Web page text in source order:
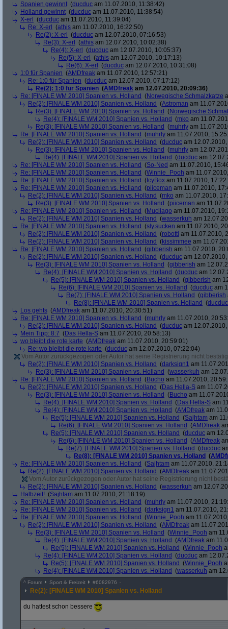
Spanien gewinnt (ducduc am 11.07.2010, 11:38:42)
Holland gewinnt (ducduc am 11.07.2010, 11:38:54)
X-erl
(ducduc am 11.07.2010, 11:39:04)
Re: X-erl
(athis am 11.07.2010, 16:22:50)
Re(2): X-erl
(ducduc am 12.07.2010, 07:16:53)
Re(3): X-erl
(athis am 12.07.2010, 10:02:38)
Re(4): X-erl
(ducduc am 12.07.2010, 10:05:37)
Re(5): X-erl
(athis am 12.07.2010, 10:17:13)
Re(6): X-erl
(ducduc am 12.07.2010, 10:31:08)
1:0 für Spanien (AMDfreak am 11.07.2010, 12:57:21)
Re: 1:0 für Spanien (ducduc am 12.07.2010, 07:17:12)
Re(2): 1:0 für Spanien (AMDfreak am 12.07.2010, 20:09:36)
Re: [FINALE WM 2010] Spanien vs. Holland (Norwegische Schmalzkatze
Re(2): [FINALE WM 2010] Spanien vs. Holland (Astroman am
Re(3): [FINALE WM 2010] Spanien vs. Holland (Norwegische
Re(4): [FINALE WM 2010] Spanien vs. Holland (mko am
Re(3): [FINALE WM 2010] Spanien vs. Holland (muhrly am
Re: [FINALE WM 2010] Spanien vs. Holland (muhrly am 11.07.2010,
Re(2): [FINALE WM 2010] Spanien vs. Holland (ducduc am
Re(3): [FINALE WM 2010] Spanien vs. Holland (muhrly am
Re(4): [FINALE WM 2010] Spanien vs. Holland (ducduc am
Re: [FINALE WM 2010] Spanien vs. Holland (So-Ned am 11.07.2010,
Re: [FINALE WM 2010] Spanien vs. Holland (Winnie_Pooh am
Re: [FINALE WM 2010] Spanien vs. Holland ( IcyBox am 11.07.2010,
Re: [FINALE WM 2010] Spanien vs. Holland (piiceman am 11.07.2010,
Re(2): [FINALE WM 2010] Spanien vs. Holland (mko am 11.07.2010,
Re(3): [FINALE WM 2010] Spanien vs. Holland (piiceman am
Re: [FINALE WM 2010] Spanien vs. Holland (Mucilago am 11.07.2010,
Re(2): [FINALE WM 2010] Spanien vs. Holland (wasserkuh am
Re: [FINALE WM 2010] Spanien vs. Holland (sly.sucken am 11.07.2010,
Re(2): [FINALE WM 2010] Spanien vs. Holland (robotti am 11.07.2010,
Re(2): [FINALE WM 2010] Spanien vs. Holland (kissimmee am
Re: [FINALE WM 2010] Spanien vs. Holland (gibberish am 11.07.2010,
Re(2): [FINALE WM 2010] Spanien vs. Holland (ducduc am
Re(3): [FINALE WM 2010] Spanien vs. Holland (gibberish am
Re(4): [FINALE WM 2010] Spanien vs. Holland (ducduc am
Re(5): [FINALE WM 2010] Spanien vs. Holland (gibberish am
Re(6): [FINALE WM 2010] Spanien vs. Holland (ducduc am
Re(7): [FINALE WM 2010] Spanien vs. Holland (gibberish
Re(8): [FINALE WM 2010] Spanien vs. Holland (ducduc
Los gehts (AMDfreak am 11.07.2010, 20:30:51)
Re: [FINALE WM 2010] Spanien vs. Holland (muhrly am 11.07.2010,
Re(2): [FINALE WM 2010] Spanien vs. Holland (ducduc am
Mein Tipp: 8:7 (Das Hella-S am 11.07.2010, 20:58:13)
wo bleibt die rote karte (AMDfreak am 11.07.2010, 20:59:01)
Re: wo bleibt die rote karte (ducduc am 12.07.2010, 07:22:04)
Vom Autor zurückgezogen oder Autor hat seine Registrierung nicht
Re(2): [FINALE WM 2010] Spanien vs. Holland (darksign1 am
Re(3): [FINALE WM 2010] Spanien vs. Holland (wasserkuh am
Re: [FINALE WM 2010] Spanien vs. Holland (Bucho am 11.07.2010,
Re(2): [FINALE WM 2010] Spanien vs. Holland (Das Hella-S am
Re(3): [FINALE WM 2010] Spanien vs. Holland (Bucho am
Re(4): [FINALE WM 2010] Spanien vs. Holland (Das Hella-S am
Re(4): [FINALE WM 2010] Spanien vs. Holland (AMDfreak am
Re(5): [FINALE WM 2010] Spanien vs. Holland (Sajhtam am
Re(6): [FINALE WM 2010] Spanien vs. Holland (AMDfreak
Re(5): [FINALE WM 2010] Spanien vs. Holland (ducduc am
Re(6): [FINALE WM 2010] Spanien vs. Holland (AMDfreak
Re(7): [FINALE WM 2010] Spanien vs. Holland (ducduc
Re(8): [FINALE WM 2010] Spanien vs. Holland (
Re: [FINALE WM 2010] Spanien vs. Holland (Sajhtam am 11.07.2010,
Re(2): [FINALE WM 2010] Spanien vs. Holland (AMDfreak am
Vom Autor zurückgezogen oder Autor hat seine Registrierung nicht
Re(2): [FINALE WM 2010] Spanien vs. Holland (wasserkuh am
Halbzeit! (Sajhtam am 11.07.2010, 21:18:19)
Re: [FINALE WM 2010] Spanien vs. Holland (muhrly am 11.07.2010,
Re: [FINALE WM 2010] Spanien vs. Holland (darksign1 am 11.07.2010,
Re: [FINALE WM 2010] Spanien vs. Holland (Winnie_Pooh am
Re(2): [FINALE WM 2010] Spanien vs. Holland (AMDfreak am
Re(3): [FINALE WM 2010] Spanien vs. Holland (Winnie_Pooh am
Re(4): [FINALE WM 2010] Spanien vs. Holland (AMDfreak am
Re(5): [FINALE WM 2010] Spanien vs. Holland (Winnie_Pooh
Re(4): [FINALE WM 2010] Spanien vs. Holland (ducduc am
Re(5): [FINALE WM 2010] Spanien vs. Holland (Winnie_Pooh
Re(4): [FINALE WM 2010] Spanien vs. Holland (wasserkuh am
^ Forum Sport & Freizeit #6082976
Re(2): [FINALE WM 2010] Spanien vs. Holland
du hattest schon bessere